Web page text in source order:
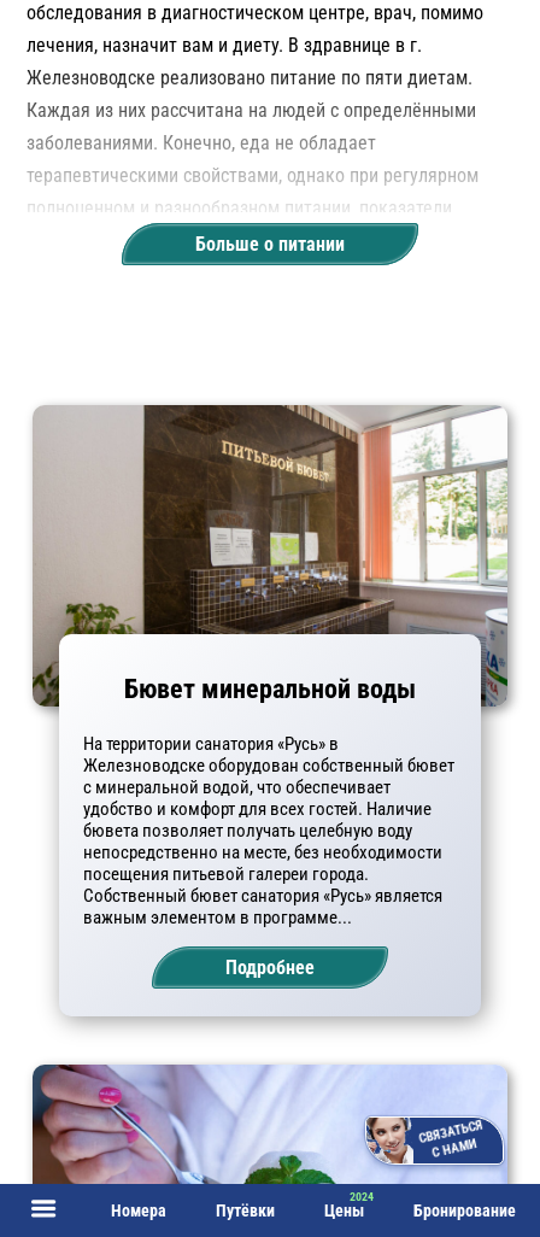
обследования в диагностическом центре, врач, помимо
лечения, назначит вам и диету. В здравнице в г.
Железноводске реализовано питание по пяти диетам.
Каждая из них рассчитана на людей с определёнными
заболеваниями. Конечно, еда не обладает
терапевтическими свойствами, однако при регулярном
полноценном и разнообразном питании, показатели
здоровья улучшаются при всех заболеваниях.
Больше о питании
Бювет минеральной воды
На территории санатория «Русь» в
Железноводске оборудован собственный бювет
с минеральной водой, что обеспечивает
удобство и комфорт для всех гостей. Наличие
бювета позволяет получать целебную воду
непосредственно на месте, без необходимости
посещения питьевой галереи города.
Собственный бювет санатория «Русь» является
важным элементом в программе...
Подробнее
Номера Путёвки Цены Бронирование
СВЯЗАТЬСЯ
С НАМИ